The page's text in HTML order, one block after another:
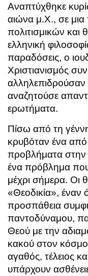
Αναπτύχθηκε
αιώνα μ.Χ., σε μια
πολιτισμικών
ελληνική
παραδόσεις, ο
Χριστιανισμός
αναζητούσε
ερωτήματα.
Πίσω από τη
κρυβόταν ένα από
προβλήματα στην
ένα πρόβλημα
μέχρι σήμερα. Οι
«Θεοδικία», έναν
προσπάθεια
παντοδύναμου,
Θεού με την
κακού στον
αγαθός, τέλειος
υπάρχουν